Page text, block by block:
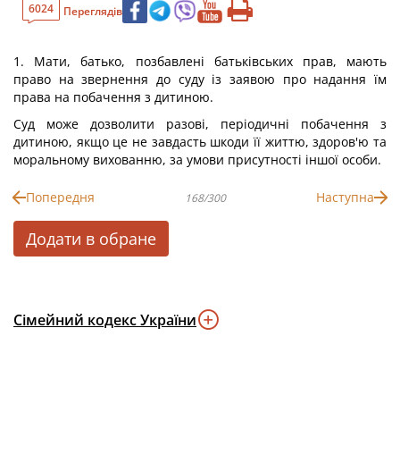
6024 Переглядів
1. Мати, батько, позбавлені батьківських прав, мають
право на звернення до суду із заявою про надання їм
права на побачення з дитиною.
Суд може дозволити разові, періодичні побачення з
дитиною, якщо це не завдасть шкоди її життю, здоров'ю та
моральному вихованню, за умови присутності іншої особи.
Попередня 168/300 Наступна
Додати в обране
Сімейний кодекс України